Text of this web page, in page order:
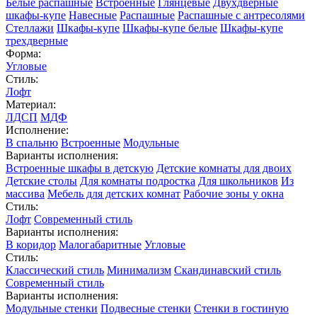
Белые распашные Встроенные Глянцевые Двухдверные
шкафы-купе Навесные Распашные Распашные с антресолями
Стеллажи Шкафы-купе Шкафы-купе белые Шкафы-купе
трехдверные
Форма:
Угловые
Стиль:
Лофт
Материал:
ЛДСП МДФ
Исполнение:
В спальню Встроенные Модульные
Варианты исполнения:
Встроенные шкафы в детскую Детские комнаты для двоих
Детские столы Для комнаты подростка Для школьников Из
массива Мебель для детских комнат Рабочие зоны у окна
Стиль:
Лофт Современный стиль
Варианты исполнения:
В коридор Малогабаритные Угловые
Стиль:
Классический стиль Минимализм Скандинавский стиль
Современный стиль
Варианты исполнения:
Модульные стенки Подвесные стенки Стенки в гостиную